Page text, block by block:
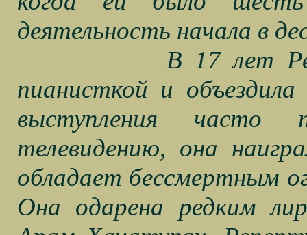
деятельность начала в
В 17 лет
пианисткой и
выступления часто
телевидению, она
обладает бессмертным
Она одарена редким